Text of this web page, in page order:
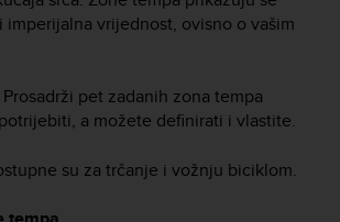
imperijalna vrijednost, ovisno o vašim
sadrži pet zadanih zona tempa
a možete definirati i vlastite.
su za trčanje i vožnju biciklom.